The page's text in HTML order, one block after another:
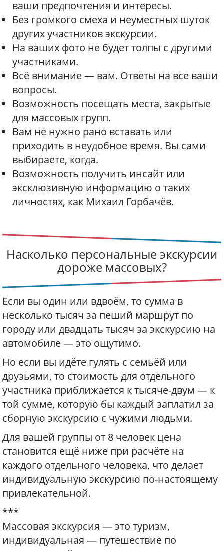
ваши предпочтения и интересы.
Без громкого смеха и неуместных шуток
других участников экскурсии.
На ваших фото не будет толпы с другими
участниками.
Всё внимание — вам. Ответы на все ваши
вопросы.
Возможность посещать места, закрытые
для массовых групп.
Вам не нужно рано вставать или
приходить в неудобное время. Вы сами
выбираете, когда.
Возможность получить инсайт или
эксклюзивную информацию о таких
личностях, как Михаил Горбачёв.
Насколько персональные экскурсии
дороже массовых?
Если вы один или вдвоём, то сумма в
несколько тысяч за пеший маршрут по
городу или двадцать тысяч за экскурсию на
автомобиле — это ощутимо.
Но если вы идёте гулять с семьёй или
друзьями, то стоимость для отдельного
участника приближается к тысяче-двум — к
той сумме, которую бы каждый заплатил за
сборную экскурсию с чужими людьми.
Для вашей группы от 8 человек цена
становится ещё ниже при расчёте на
каждого отдельного человека, что делает
индивидуальную экскурсию по-настоящему
привлекательной.
***
Массовая экскурсия — это туризм,
индивидуальная — путешествие по